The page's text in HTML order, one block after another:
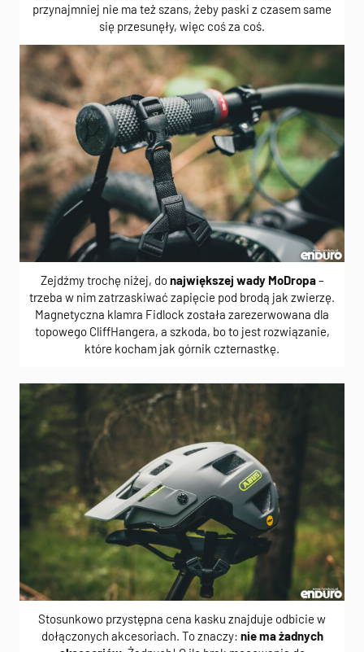
przynajmniej nie ma też szans, żeby paski z czasem same
się przesunęły, więc coś za coś.
Zejdźmy trochę niżej, donajwiększej wady MoDropa–
trzeba w nim zatrzaskiwać zapięcie pod brodą jak zwierzę.
Magnetyczna klamra Fidlock została zarezerwowana dla
topowego CliffHangera, a szkoda, bo to jest rozwiązanie,
które kocham jak górnik czternastkę.
Stosunkowo przystępna cena kasku znajduje odbicie w
dołączonych akcesoriach. To znaczy: nie ma żadnych